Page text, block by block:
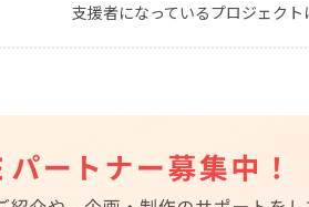
支援者になっているプロジェクト